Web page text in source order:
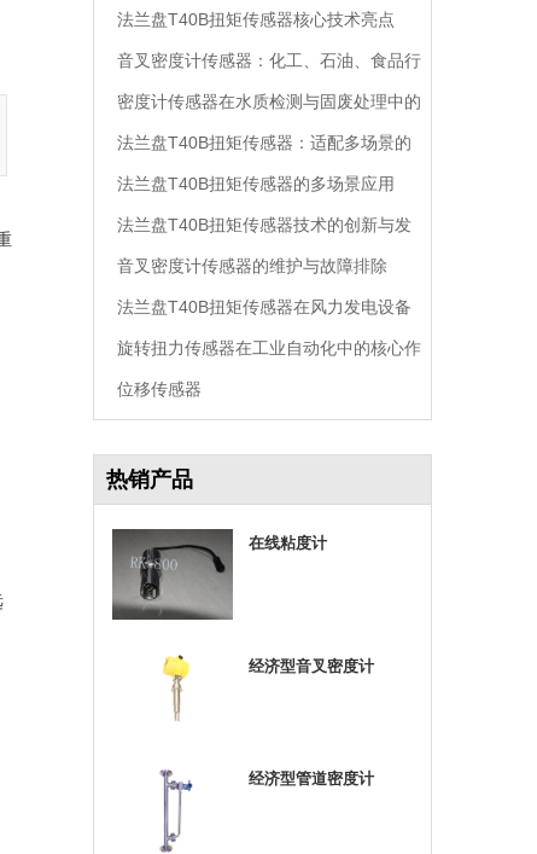
法兰盘T40B扭矩传感器核心技术亮点
音叉密度计传感器：化工、石油、食品行
业通用密度监测
密度计传感器在水质检测与固废处理中的
创新应用
法兰盘T40B扭矩传感器：适配多场景的
高精度扭矩监测核心方案
法兰盘T40B扭矩传感器的多场景应用
法兰盘T40B扭矩传感器技术的创新与发
音叉密度计传感器的维护与故障排除
法兰盘T40B扭矩传感器在风力发电设备
中的作用
旋转扭力传感器在工业自动化中的核心作
位移传感器
热销产品
在线粘度计
经济型音叉密度计
经济型管道密度计